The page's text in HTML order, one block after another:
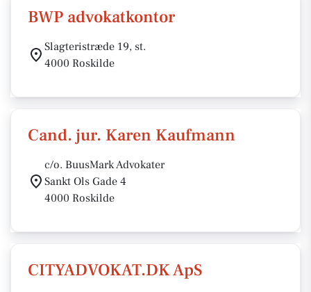
BWP advokatkontor
Slagteristræde 19, st.
4000 Roskilde
Cand. jur. Karen Kaufmann
c/o. BuusMark Advokater
Sankt Ols Gade 4
4000 Roskilde
CITYADVOKAT.DK ApS